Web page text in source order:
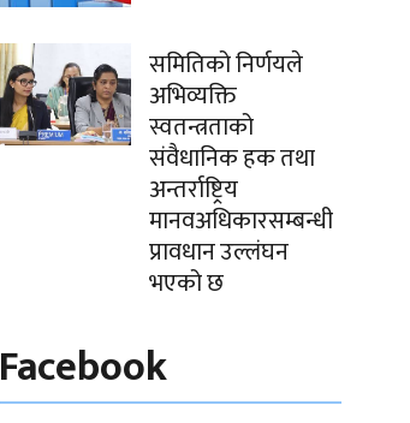
समितिको निर्णयले
अभिव्यक्ति
स्वतन्त्रताको
संवैधानिक हक तथा
अन्तर्राष्ट्रिय
मानवअधिकारसम्बन्धी
प्रावधान उल्लंघन
भएको छ
Facebook